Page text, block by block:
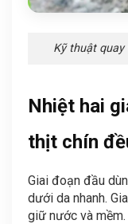
Kỹ thuật
Nhiệt hai
thịt chín
Giai đoạn đầu
dưới da nhanh.
giữ nước và